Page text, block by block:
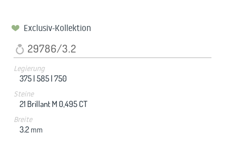
Exclusiv-Kollektion
29786/3.2
Legierung
375 |585 |750
Steine
21 Brillant M 0,495 CT
Breite
3.2 mm